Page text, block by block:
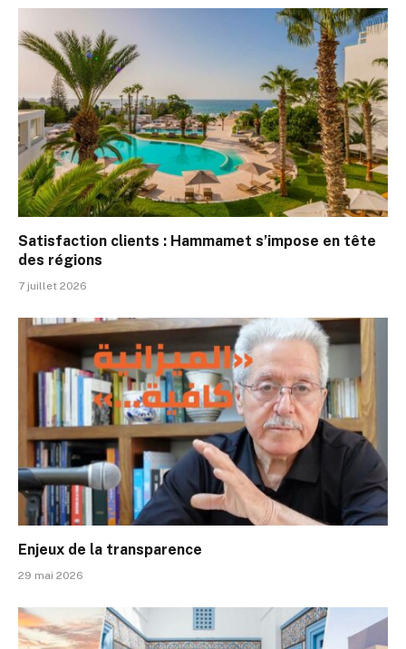
Satisfaction clients : Hammamet s’impose en tête
des régions
7 juillet 2026
Enjeux de la transparence
29 mai 2026